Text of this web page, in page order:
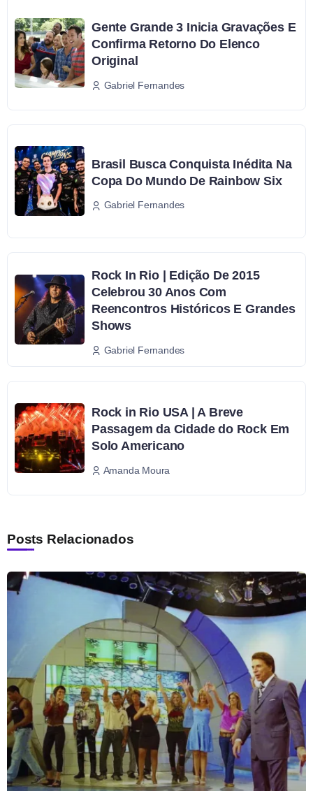
Gente Grande 3 Inicia Gravações E
Confirma Retorno Do Elenco
Original
Gabriel Fernandes
Brasil Busca Conquista Inédita Na
Copa Do Mundo De Rainbow Six
Gabriel Fernandes
Rock In Rio | Edição De 2015
Celebrou 30 Anos Com
Reencontros Históricos E Grandes
Shows
Gabriel Fernandes
Rock in Rio USA | A Breve
Passagem da Cidade do Rock Em
Solo Americano
Amanda Moura
Posts Relacionados